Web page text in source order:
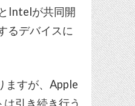
Intelが共同開
るデバイスに
ますが、Apple
引き続き行う